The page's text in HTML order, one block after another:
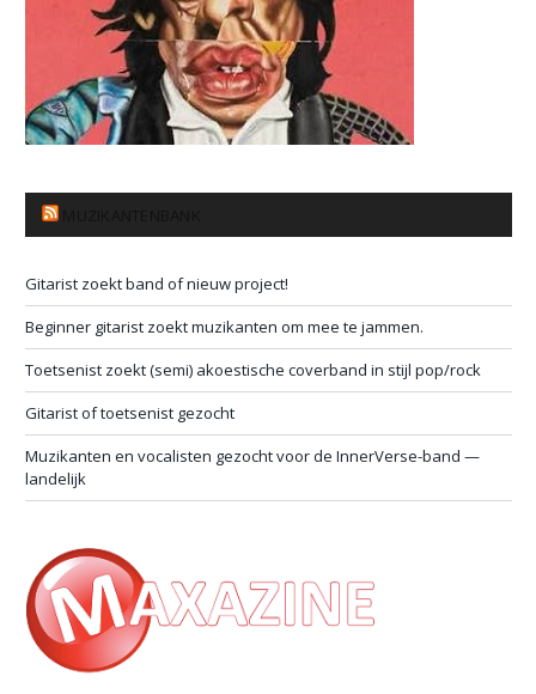
Gitarist zoekt band of nieuw project!
Beginner gitarist zoekt muzikanten om mee te jammen.
Toetsenist zoekt (semi) akoestische coverband in stijl pop/rock
Gitarist of toetsenist gezocht
Muzikanten en vocalisten gezocht voor de InnerVerse-band —
landelijk